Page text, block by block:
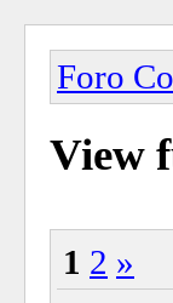
Foro
View
1 2 »